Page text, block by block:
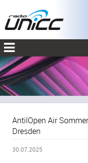
AntilOpen Air
Dresden
30.07.2025